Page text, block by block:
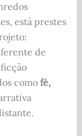
está prestes
de
como fé,